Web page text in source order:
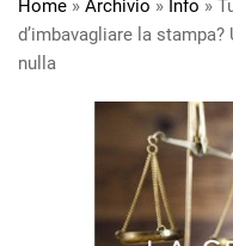
Home » Archivio » Info »
d’imbavagliare la stampa?
nulla